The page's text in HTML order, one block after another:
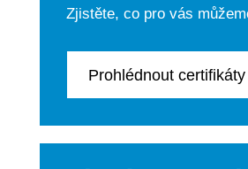
Zjistěte, co pro vás
Prohlédnout certifikáty